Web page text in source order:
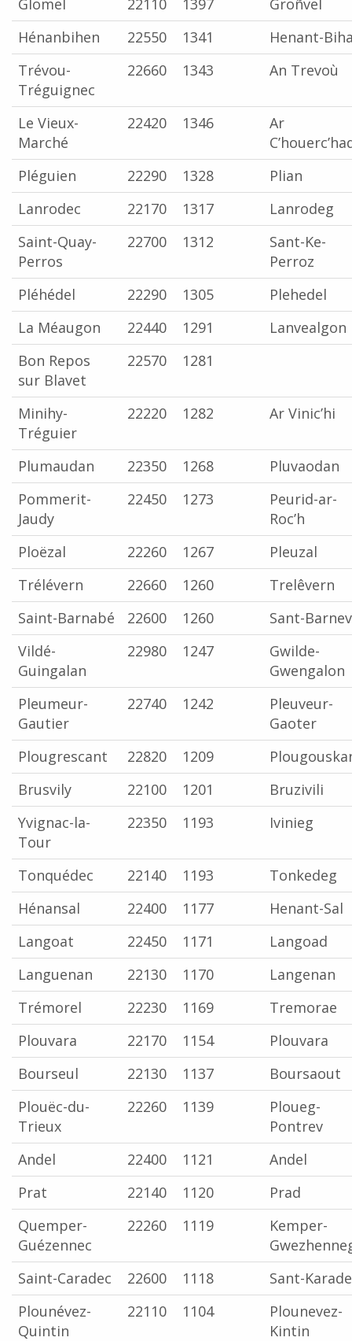
Glomel 22110 1397
Groñvel
Hénanbihen
22550 1341
Henant-
Trévou-
Tréguignec
22660 1343 An Trevoù
Le Vieux-
Marché
22420 1346
Ar
Pléguien
22290 1328
Plian
Lanrodec
22170 1317
Lanrodeg
Saint-Quay-
Perros
22700 1312
Sant-Ke-
Perroz
Pléhédel
22290 1305
Plehedel
La Méaugon
22440 1291
Lanvealgon
Bon Repos
sur Blavet
22570 1281
Minihy-
Tréguier
22220 1282 Ar Vinic’hi
Plumaudan 22350 1268
Pluvaodan
Pommerit-
Jaudy
22450 1273
Peurid-ar-
Roc’h
Ploëzal
22260 1267
Pleuzal
Trélévern
22660 1260
Trelêvern
Saint-Barnabé
22600 1260
Sant-Barnev
Vildé-
Guingalan
22980 1247
Gwilde-
Gwengalon
Pleumeur-
Gautier
22740 1242
Pleuveur-
Gaoter
Plougrescant
22820 1209
Brusvily
22100 1201
Bruzivili
Yvignac-la-
Tour
22350 1193 Ivinieg
Tonquédec 22140 1193
Tonkedeg
Hénansal
22400 1177
Henant-Sal
Langoat
22450 1171
Langoad
Languenan
22130 1170
Langenan
Trémorel
22230 1169
Tremorae
Plouvara
22170 1154
Plouvara
Bourseul
22130 1137
Boursaout
Plouëc-du-
Trieux
22260 1139
Ploueg-
Pontrev
Andel
22400 1121
Andel
Prat
22140 1120
Prad
Quemper-
Guézennec
22260 1119
Kemper-
Saint-Caradec
22600 1118
Sant-
Plounévez-
Quintin
22110 1104
Plounevez-
Kintin